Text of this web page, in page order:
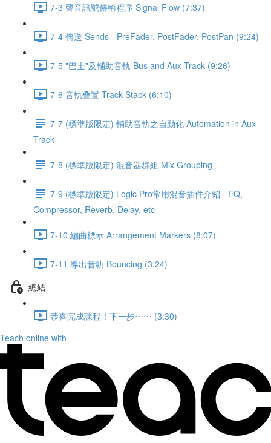
7-3 聲音訊號傳輸程序 Signal Flow (7:37)
7-4 傳送 Sends - PreFader, PostFader, PostPan (9:24)
7-5 "巴士"及輔助音軌 Bus and Aux Track (9:26)
7-6 音軌叠置 Track Stack (6:10)
7-7 (標準版限定) 輔助音軌之自動化 Automation in Aux
Track
7-8 (標準版限定) 混音器群組 Mix Grouping
7-9 (標準版限定) Logic Pro常用混音插件介紹 - EQ,
Compressor, Reverb, Delay, etc
7-10 編曲標示 Arrangement Markers (8:07)
7-11 導出音軌 Bouncing (3:24)
總結
恭喜完成課程！下一步⋯⋯ (3:30)
Teach online with